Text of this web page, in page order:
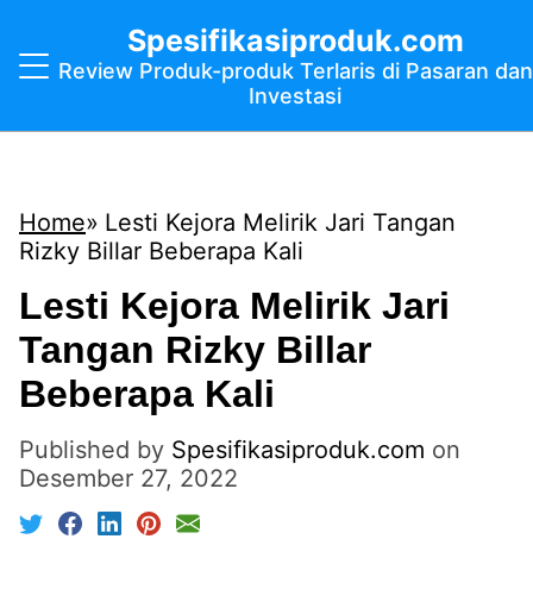
Spesifikasiproduk.com
Review Produk-produk Terlaris di Pasaran dan
Investasi
Home
Lesti Kejora Melirik Jari Tangan
Rizky Billar Beberapa Kali
Lesti Kejora Melirik Jari
Tangan Rizky Billar
Beberapa Kali
Published by Spesifikasiproduk.com on
Desember 27, 2022